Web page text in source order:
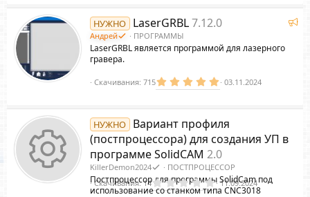
0
з
в
д
Р
д
НУЖНО LaserGRBL7.12.0
Андрей ПРОГРАММЫ
LaserGRBL является программой для лазерного
гравера.
5
.
0
в
ё
з
д
Скачивания 715 03.11.2024
НУЖНО
Вариант профиля
(постпроцессора) для создания УП в
программе SolidCAM 2.0
KillerDemon2024 ПОСТПРОЦЕССОР
Постпроцессор для программы SolidCam под
использование со станком типа CNC3018
0
.
Скачивания 14 11.09.2024